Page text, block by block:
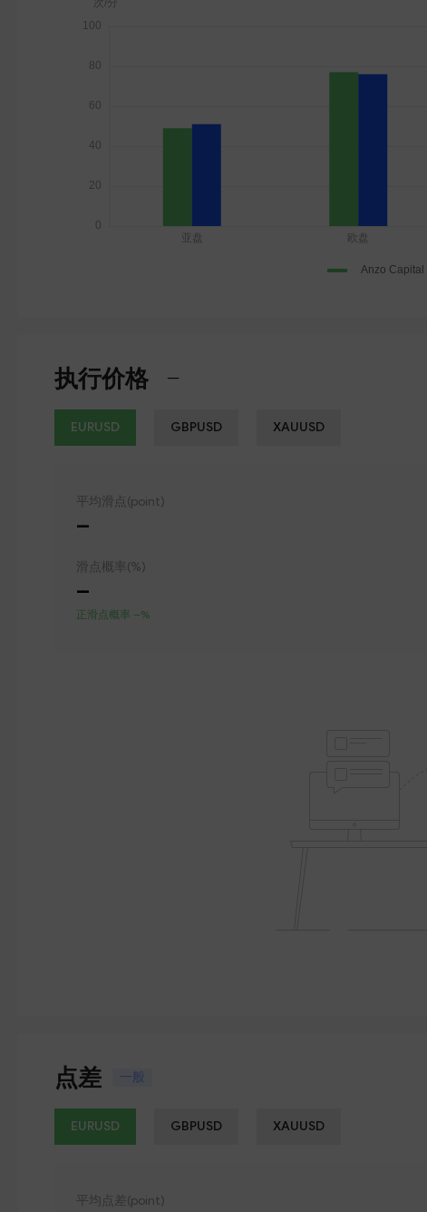
执行价格 ---
EURUSD GBPUSD XAUUSD
平均滑点(point)
--
滑点概率(%)
--
正滑点概率 --%
点差 一般
EURUSD GBPUSD XAUUSD
平均点差(point)